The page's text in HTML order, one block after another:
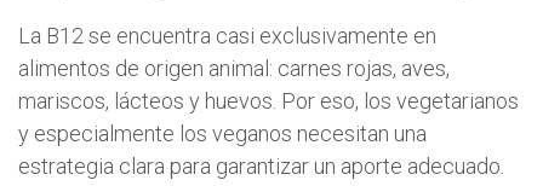
La B12 se encuentra casi exclusivamente en
alimentos de origen animal: carnes rojas, aves,
mariscos, lácteos y huevos. Por eso, los vegetarianos
y especialmente los veganos necesitan una
estrategia clara para garantizar un aporte adecuado.